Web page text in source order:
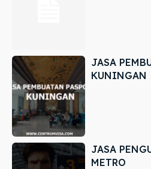
JASA
KUNINGAN
JASA
METRO